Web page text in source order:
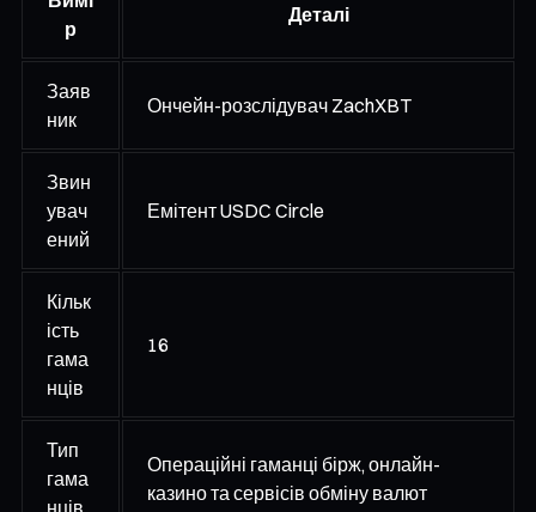
р
Деталі
Заяв
ник
Ончейн-розслідувач ZachXBT
Звин
увач
ений
Емітент USDC Circle
Кільк
ість
гама
нців
16
Тип
гама
нців
Операційні гаманці бірж, онлайн-
казино та сервісів обміну валют